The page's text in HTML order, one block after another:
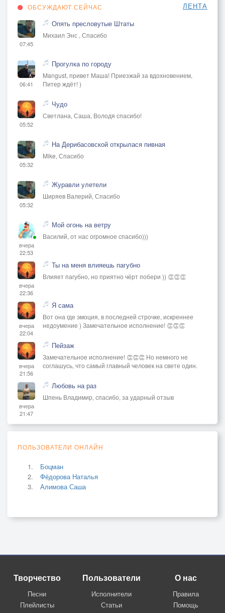
ОБСУЖДАЮТ СЕЙЧАС ЛЕНТА
07:45
Опять пресловутые Штаты
Михаил Энс , Спасибо
06:41
Прогулка по городу
Mangust, привет Маша! Приезжай за вдохновением,
Питер ждёт! )
05:52
Чудо
Светлана, Саша, Володя спасибо!
05:32
На Дерибасовской открылася пивная
Mike, Спасибо
05:32
Журавли улетели
Ширяев Валерий, Спасибо
вчера
22:53
Мой огонь на ветру
Василий, от нас огромное спасибо)))
вчера
22:36
Ты на меня влияешь пагубно
Влияет пагубно, но приятно чёрт побери )) 👏👏👏
вчера
22:04
Я сама
Вот она где эмоция, в последней строчке, искреннее
недоумение ) Замечательное исполнение! 👏👏👏
вчера
21:56
Пейзаж
Замечательное исполнение! 👏👏👏 Но немного не
соглашусь, что самый главный человек на свете один.
вчера
21:47
Любовь на раз
Шпень Владимир, спасибо, за ударный отзыв
ПОЛЬЗОВАТЕЛИ ОНЛАЙН
Боцман
Фёдорова Наталья
Алимова Саша
Творчество
Песни
Плейлисты
Пользователи
Исполнители
Статьи
О нас
Правила
Помощь